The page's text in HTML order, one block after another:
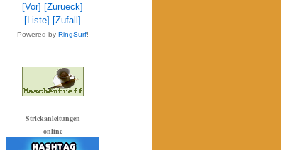
[Vor] [Zurueck]
[Liste] [Zufall]
Powered by RingSurf!
Strickanleitungen
online